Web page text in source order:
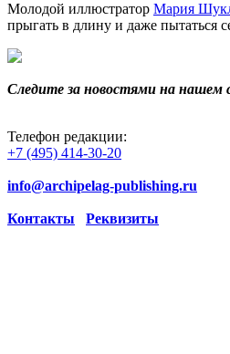
Молодой иллюстратор Мария
прыгать в длину и даже пытаться
Следите за новостями на нашем
Телефон редакции:
+7 (495) 414-30-20
info@archipelag-publishing.ru
Контакты Реквизиты